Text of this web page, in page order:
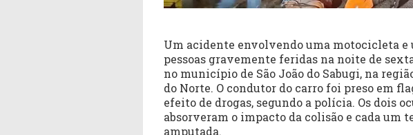
Um acidente envolvendo uma motocicleta e
pessoas gravemente feridas na noite de
no município de São João do Sabugi, na
do Norte. O condutor do carro foi preso em
efeito de drogas, segundo a polícia. Os dois
absorveram o impacto da colisão e cada um
amputada.